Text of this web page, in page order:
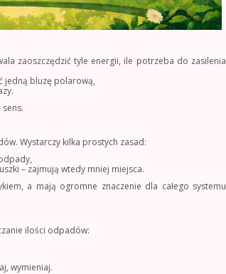
zaoszczędzić tyle energii, ile potrzeba do zasilenia
jedną bluzę polarową,
Wystarczy kilka prostych zasad:
– zajmują wtedy mniej miejsca.
a mają ogromne znaczenie dla całego systemu
ilości odpadów:
wymieniaj.